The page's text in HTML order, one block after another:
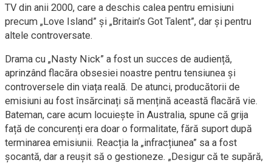
TV din anii 2000, care a deschis calea pentru emisiuni
precum „Love Island” și „Britain’s Got Talent”, dar și pentru
altele controversate.
Drama cu „Nasty Nick” a fost un succes de audiență,
aprinzând flacăra obsesiei noastre pentru tensiunea și
controversele din viața reală. De atunci, producătorii de
emisiuni au fost însărcinați să mențină această flacără vie.
Bateman, care acum locuiește în Australia, spune că grija
față de concurenți era doar o formalitate, fără suport după
terminarea emisiunii. Reacția la „infracțiunea” sa a fost
șocantă, dar a reușit să o gestioneze. „Desigur că te supără,